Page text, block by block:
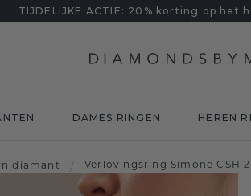
TIJDELIJKE ACTIE: 20% korting op het
DAMES RINGEN HEREN
diamant / Verlovingsring Simone CSH